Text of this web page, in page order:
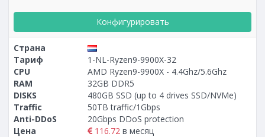
Конфигурировать
Страна
Тариф
1-NL-Ryzen9-9900X-32
CPU
AMD Ryzen9-9900X - 4.4Ghz/5.6Ghz
RAM
32GB DDR5
DISKS
480GB SSD (up to 4 drives SSD/NVMe)
Traffic
50TB traffic/1Gbps
Anti-DDoS
20Gbps DDoS protection
Цена
116.72 в месяц